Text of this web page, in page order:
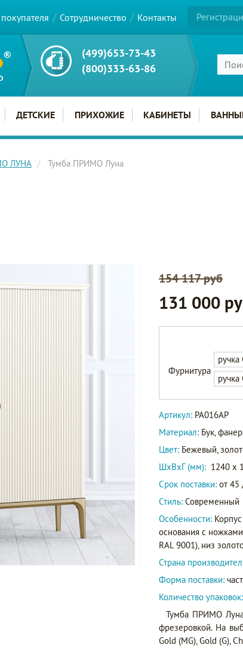
Сотрудничество Контакты
(499)653-73-43
(800)333-63-86
ДЕТСКИЕ ПРИХОЖИЕ КАБИНЕТЫ
ЛУНА Тумба ПРИМО Луна
154 117 руб
131 000
Фурнитура
ручка
ручка
Артикул: PA016AP
Материал: Бук,
Цвет: Бежевый,
ШxВxГ (мм): 1240 x
Срок поставки: от 45
Стиль: Современный
Особенности:
основания с
RAL 9001), низ
Страна
Форма поставки:
Количество упаковок:
Тумба ПРИМО Луна
фрезеровкой. На
Gold (MG), Gold (G),